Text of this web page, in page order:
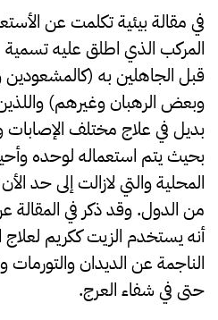
في مقالة بيئية تكلمت عن
المركب الذي اطلق عليه
قبل الجاهلين به (كالمشعودين
وبعض الرهبان وغيرهم)
بديل في علاج مختلف الإصابات
بحيث يتم استعماله لوحده
المحلية والتي لازالت إلى حد
من الدول. وقد ذكر في المقالة
أنه يستخدم الزيت ككريم
الناجمة عن الديدان
حتى في شفاء العرج.